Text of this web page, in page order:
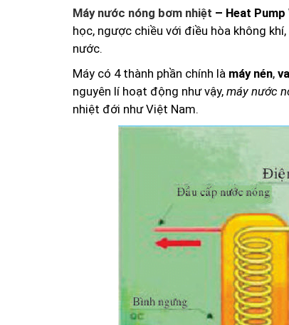
Máy nước nóng bơm nhiệt – Heat
học, ngược chiều với điều hòa không
nước.
Máy có 4 thành phần chính là máy nén,
nguyên lí hoạt động như vậy, máy nước
nhiệt đới như Việt Nam.